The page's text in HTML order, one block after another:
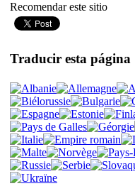
Recomendar este sitio
Traducir esta página